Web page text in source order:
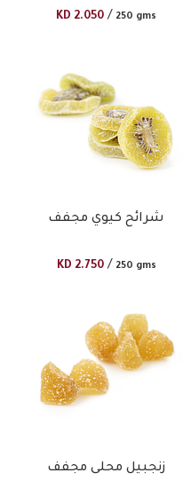
KD 2.050 / 250 gms
شرائح كيوي مجفف
KD 2.750 / 250 gms
زنجبيل محلى مجفف